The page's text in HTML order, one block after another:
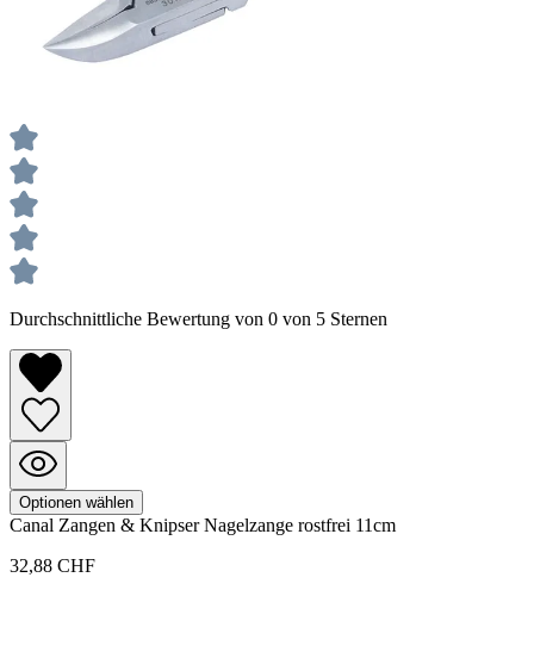
Durchschnittliche Bewertung von 0 von 5 Sternen
Optionen wählen
Canal Zangen & KnipserNagelzange rostfrei 11cm
32,88 CHF